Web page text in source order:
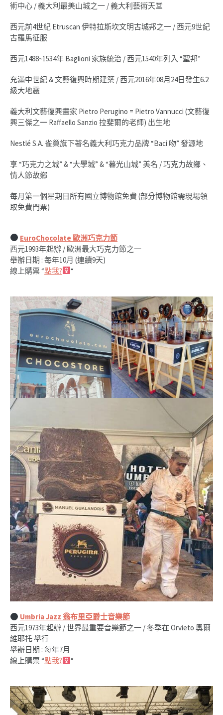
術中心 / 義大利最美山城之一 / 義大利藝術天堂
西元前4世紀 Etruscan 伊特拉斯坎文明古城邦之一 / 西元9世紀
古羅馬征服
西元1488~1534年 Baglioni 家族統治 / 西元1540年列入 “聖邦”
充滿中世紀 & 文藝復興時期建築 / 西元2016年08月24日發生6.2
級大地震
義大利文藝復興畫家 Pietro Perugino = Pietro Vannucci (文藝復
興三傑之一 Raffaello Sanzio 拉斐爾的老師) 出生地
Nestlé S.A. 雀巢旗下著名義大利巧克力品牌 “Baci 吻” 發源地
享 “巧克力之城” & “大學城” & “暮光山城” 美名 / 巧克力故鄉、
情人節故鄉
每月第一個星期日所有國立博物館免費 (部分博物館需現場領
取免費門票)
EuroChocolate 歐洲巧克力節
西元1993年起辦 / 歐洲最大巧克力節之一
舉辦日期 : 每年10月 (連續9天)
線上購票 “點我?‍ “
Umbria Jazz 翁布里亞爵士音樂節
西元1973年起辦 / 世界最重要音樂節之一 / 冬季在 Orvieto 奧爾
維耶托 舉行
舉辦日期 : 每年7月
線上購票 “點我?‍ “